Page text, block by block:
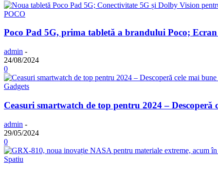
POCO
Poco Pad 5G, prima tabletă a brandului Poco;
admin -
24/08/2024
0
Gadgets
Ceasuri smartwatch de top pentru 2024 – Descoperă
admin -
29/05/2024
0
Spatiu